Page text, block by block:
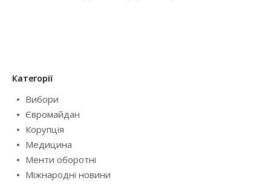
Категорії
Вибори
Євромайдан
Корупція
Медицина
Менти оборотні
Міжнародні новини